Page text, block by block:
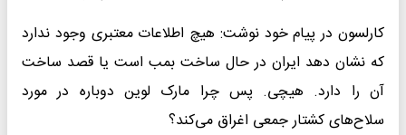
کارلسون در پیام خود نوشت: هیچ اطلاعات معتبری وجود ندارد
که نشان دهد ایران در حال ساخت بمب است یا قصد ساخت
آن را دارد. هیچی. پس چرا مارک لوین دوباره در مورد
سلاح‌های کشتار جمعی اغراق می‌کند؟